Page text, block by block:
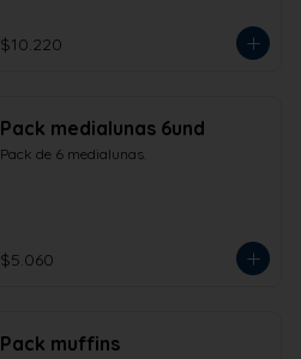
$10.220
Pack medialunas 6und
Pack de 6 medialunas.
$5.060
Pack muffins